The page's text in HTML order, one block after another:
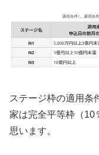
ステージ枠の適用条
家は完全平等枠（10
思います。